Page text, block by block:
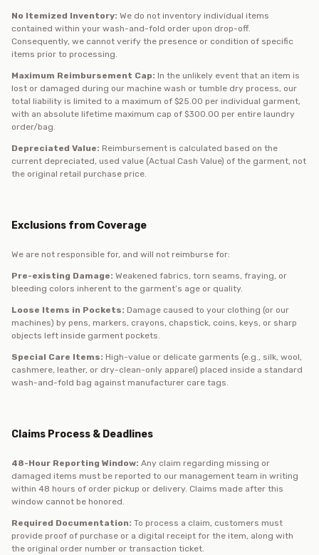
No Itemized Inventory: We do not inventory individual items
contained within your wash-and-fold order upon drop-off.
Consequently, we cannot verify the presence or condition of specific
items prior to processing.
Maximum Reimbursement Cap: In the unlikely event that an item is
lost or damaged during our machine wash or tumble dry process, our
total liability is limited to a maximum of $25.00 per individual garment,
with an absolute lifetime maximum cap of $300.00 per entire laundry
order/bag.
Depreciated Value: Reimbursement is calculated based on the
current depreciated, used value (Actual Cash Value) of the garment, not
the original retail purchase price.
Exclusions from Coverage
We are not responsible for, and will not reimburse for:
Pre-existing Damage: Weakened fabrics, torn seams, fraying, or
bleeding colors inherent to the garment’s age or quality.
Loose Items in Pockets: Damage caused to your clothing (or our
machines) by pens, markers, crayons, chapstick, coins, keys, or sharp
objects left inside garment pockets.
Special Care Items: High-value or delicate garments (e.g., silk, wool,
cashmere, leather, or dry-clean-only apparel) placed inside a standard
wash-and-fold bag against manufacturer care tags.
Claims Process & Deadlines
48-Hour Reporting Window: Any claim regarding missing or
damaged items must be reported to our management team in writing
within 48 hours of order pickup or delivery. Claims made after this
window cannot be honored.
Required Documentation: To process a claim, customers must
provide proof of purchase or a digital receipt for the item, along with
the original order number or transaction ticket.